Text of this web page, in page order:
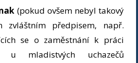
(pokud ovšem nebyl takový
zvláštním předpisem, např.
se o zaměstnání k práci
mladistvých uchazečů